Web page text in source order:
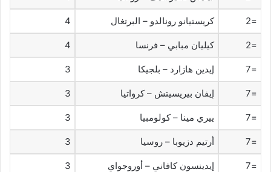
=2 كريستيانو رونالدو – البرتغال 4
=2 كيليان مبابي – فرنسا 4
=7 إيدين هازارد – بلجيكا 3
=7 إيفان بيريسيتش – كرواتيا 3
=7 ييري مينا – كولومبيا 3
=7 أرتيم دزيوبا – روسيا 3
=7 إيدينسون كافاني – أوروجواي 3